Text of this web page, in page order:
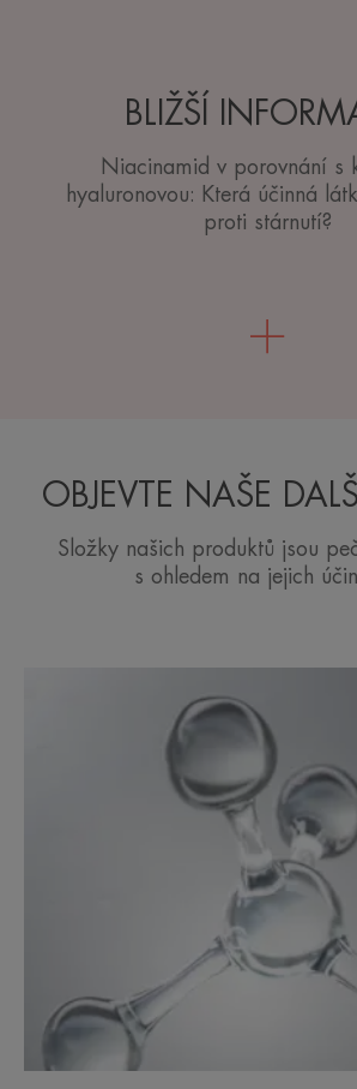
BLIŽŠÍ
Niacinamid v porovnání s
hyaluronovou: Která účinná
proti stárnutí?
OBJEVTE NAŠE
Složky našich produktů jsou
s ohledem na jejich